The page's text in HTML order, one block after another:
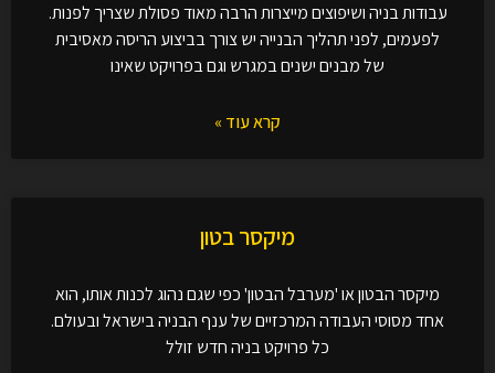
עבודות בניה ושיפוצים מייצרות הרבה מאוד פסולת שצריך לפנות.
לפעמים, לפני תהליך הבנייה יש צורך בביצוע הריסה מאסיבית
של מבנים ישנים במגרש וגם בפרויקט שאינו
קרא עוד »
מיקסר בטון
מיקסר הבטון או 'מערבל הבטון' כפי שגם נהוג לכנות אותו, הוא
אחד מסוסי העבודה המרכזיים של ענף הבניה בישראל ובעולם.
כל פרויקט בניה חדש זולל